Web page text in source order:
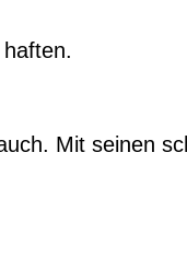
Mit seinen